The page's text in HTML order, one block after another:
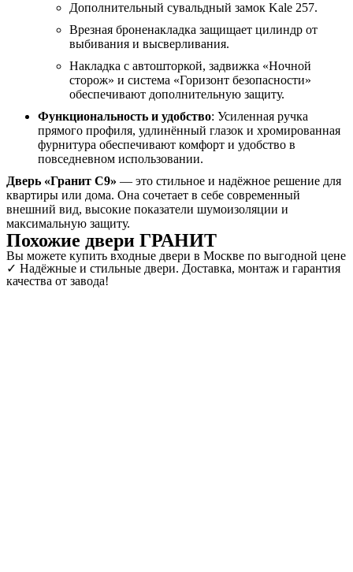
Дополнительный сувальдный замок Kale 257.
Врезная броненакладка защищает цилиндр от
выбивания и высверливания.
Накладка с автошторкой, задвижка «Ночной
сторож» и система «Горизонт безопасности»
обеспечивают дополнительную защиту.
Функциональность и удобство: Усиленная ручка
прямого профиля, удлинённый глазок и хромированная
фурнитура обеспечивают комфорт и удобство в
повседневном использовании.
Дверь «Гранит С9» — это стильное и надёжное решение для
квартиры или дома. Она сочетает в себе современный
внешний вид, высокие показатели шумоизоляции и
максимальную защиту.
Похожие двери ГРАНИТ
Вы можете купить входные двери в Москве по выгодной цене
✓ Надёжные и стильные двери. Доставка, монтаж и гарантия
качества от завода!